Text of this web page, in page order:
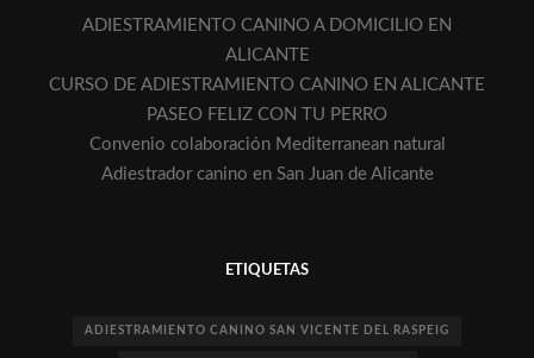
ADIESTRAMIENTO CANINO A DOMICILIO EN
ALICANTE
CURSO DE ADIESTRAMIENTO CANINO EN ALICANTE
PASEO FELIZ CON TU PERRO
Convenio colaboración Mediterranean natural
Adiestrador canino en San Juan de Alicante
ETIQUETAS
ADIESTRAMIENTO CANINO SAN VICENTE DEL RASPEIG